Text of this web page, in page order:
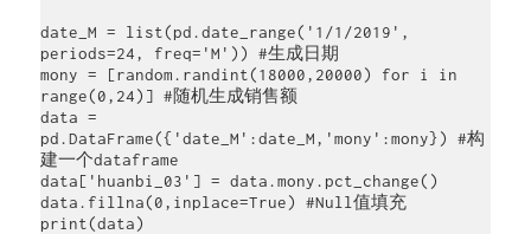
date_M = list(pd.date_range('1/1/2019',
periods=24, freq='M')) #生成日期
mony = [random.randint(18000,20000) for i in
range(0,24)] #随机生成销售额
data =
pd.DataFrame({'date_M':date_M,'mony':mony}) #构
建一个dataframe
data['huanbi_03'] = data.mony.pct_change()
data.fillna(0,inplace=True) #Null值填充
print(data)